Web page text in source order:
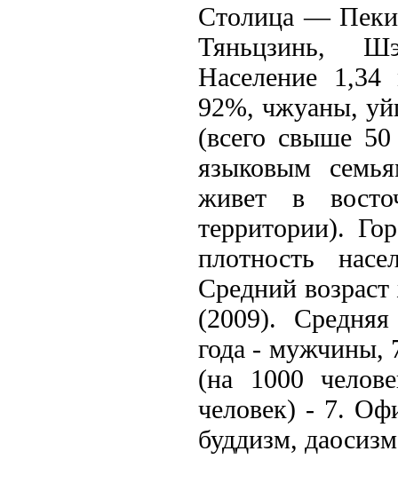
Столица —
Тяньцзинь,
Население
92%, чжуаны,
(всего свыше
языковым
живет в
территории).
плотность
Средний
(2009).
года - мужчины,
(на 1000
человек) - 7.
буддизм,